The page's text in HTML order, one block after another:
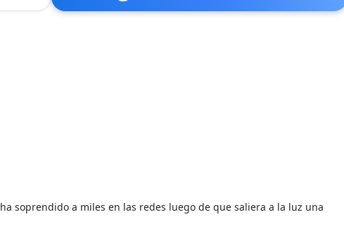
soprendido a miles en las redes luego de que saliera a la luz una